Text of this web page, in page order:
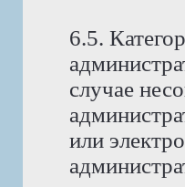
6.5.
случае
или